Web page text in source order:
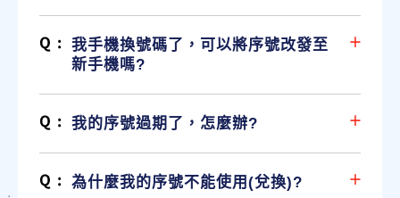
我手機換號碼了，可以將序號改發至
新手機嗎?
我的序號過期了，怎麼辦?
為什麼我的序號不能使用(兌換)?